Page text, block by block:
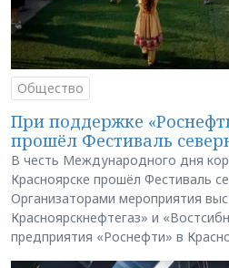
Общество
При поддержке
прошёл Фестиваль
В честь Международного дня
Красноярске прошёл Фестиваль
Организаторами мероприятия
Красноярскнефтегаз» и
предприятия «Роснефти» в